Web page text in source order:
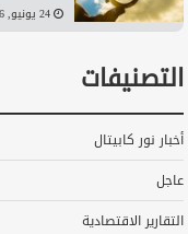
24 يونيو, 2026 11:28 م
التصنيفات
أخبار نور كابيتال
عاجل
التقارير الاقتصادية